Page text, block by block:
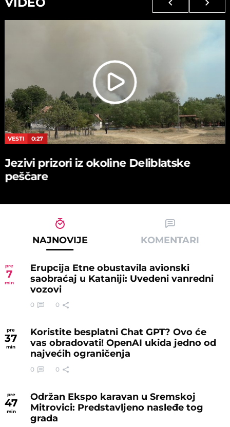
VESTI 0:27
Jezivi prizori iz okoline Deliblatske
peščare
NAJNOVIJE KOMENTARI
pre
7
min
Erupcija Etne obustavila avionski
saobraćaj u Kataniji: Uvedeni vanredni
vozovi
0 0
pre
37
min
Koristite besplatni Chat GPT? Ovo će
vas obradovati! OpenAI ukida jedno od
najvećih ograničenja
0 0
pre
47
min
Održan Ekspo karavan u Sremskoj
Mitrovici: Predstavljeno nasleđe tog
grada